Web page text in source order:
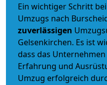
Ein wichtiger Schritt
Umzugs nach
zuverlässigen
Gelsenkirchen. Es ist
dass das
Erfahrung und
Umzug erfolgreich